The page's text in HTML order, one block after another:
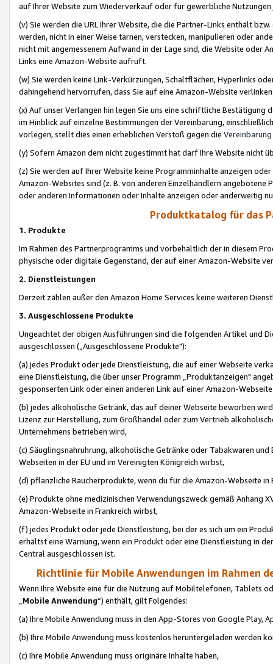
auf Ihrer Website zum Wiederverkauf oder für gewerbliche
(v) Sie werden die URL Ihrer Website, die die Partner-Links enthält
werden, nicht in einer Weise tarnen, verstecken, manipulieren oder
nicht mit angemessenem Aufwand in der Lage sind, die Website oder
Links eine Amazon-Website aufruft.
(w) Sie werden keine Link-Verkürzungen, Schaltflächen, Hyperlinks
dahingehend hervorrufen, dass Sie auf eine Amazon-Website
(x) Auf unser Verlangen hin legen Sie uns eine schriftliche
im Hinblick auf einzelne Bestimmungen der Vereinbarung,
vorlegen, stellt dies einen erheblichen Verstoß gegen die Vereinbarung
(y) Sofern Amazon dem nicht zugestimmt hat darf Ihre Website nicht
(z) Sie werden auf Ihrer Website keine Programminhalte anzeigen
Amazon-Websites sind (z. B. von anderen Einzelhändlern
oder anderen Informationen oder Inhalte anzeigen oder anderweitig
Produktkatalog für das
1. Produkte
Im Rahmen des Partnerprogramms und vorbehaltlich der in diesem
physische oder digitale Gegenstand, der auf einer Amazon-Website
2. Dienstleistungen
Derzeit zählen außer den Amazon Home Services keine weiteren
3. Ausgeschlossene Produkte
Ungeachtet der obigen Ausführungen sind die folgenden Artikel und
ausgeschlossen („Ausgeschlossene Produkte"):
(a) jedes Produkt oder jede Dienstleistung, die auf einer Webseite
eine Dienstleistung, die über unser Programm „Produktanzeigen"
gesponserten Link oder einen anderen Link auf einer Amazon-
(b) jedes alkoholische Getränk, das auf deiner Webseite beworben
Lizenz zur Herstellung, zum Großhandel oder zum Vertrieb
Unternehmens betrieben wird,
(c) Säuglingsnahruhrung, alkoholische Getränke oder Tabakwaren
Webseiten in der EU und im Vereinigten Königreich wirbst,
(d) pflanzliche Raucherprodukte, wenn du für die Amazon-Webseite in
(e) Produkte ohne medizinischen Verwendungszweck gemäß Anhang
Amazon-Webseite in Frankreich wirbst,
(f) jedes Produkt oder jede Dienstleistung, bei der es sich um ein
erhältst eine Warnung, wenn ein Produkt oder eine Dienstleistung in
Central ausgeschlossen ist.
Richtlinie für Mobile Anwendungen im Rahmen
Wenn Ihre Website eine für die Nutzung auf Mobiltelefonen, Tablets
„Mobile Anwendung“) enthält, gilt Folgendes:
(a) Ihre Mobile Anwendung muss in den App-Stores von Google Play,
(b) Ihre Mobile Anwendung muss kostenlos heruntergeladen werden
(c) Ihre Mobile Anwendung muss originäre Inhalte haben,